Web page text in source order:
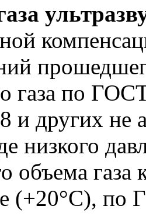
газа по
других не
низкого
объема
(+20°С), по